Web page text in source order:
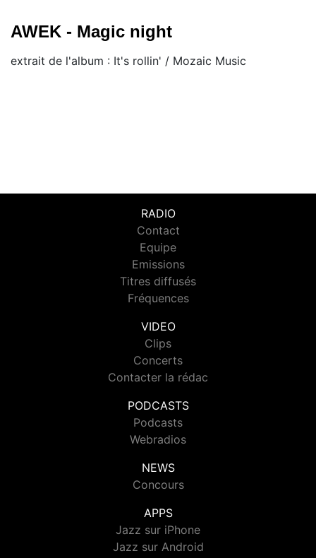
AWEK - Magic night
extrait de l'album : It's rollin' / Mozaic Music
RADIO
Contact
Equipe
Emissions
Titres diffusés
Fréquences
VIDEO
Clips
Concerts
Contacter la rédac
PODCASTS
Podcasts
Webradios
NEWS
Concours
APPS
Jazz sur iPhone
Jazz sur Android